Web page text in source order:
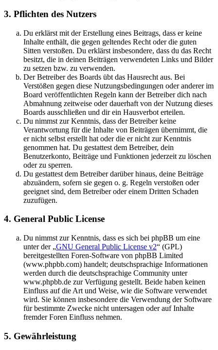
3. Pflichten des Nutzers
Du erklärst mit der Erstellung eines Beitrags, dass er keine
Inhalte enthält, die gegen geltendes Recht oder die guten
Sitten verstoßen. Du erklärst insbesondere, dass du das Recht
besitzt, die in deinen Beiträgen verwendeten Links und Bilder
zu setzen bzw. zu verwenden.
Der Betreiber des Boards übt das Hausrecht aus. Bei
Verstößen gegen diese Nutzungsbedingungen oder anderer im
Board veröffentlichten Regeln kann der Betreiber dich nach
Abmahnung zeitweise oder dauerhaft von der Nutzung dieses
Boards ausschließen und dir ein Hausverbot erteilen.
Du nimmst zur Kenntnis, dass der Betreiber keine
Verantwortung für die Inhalte von Beiträgen übernimmt, die
er nicht selbst erstellt hat oder die er nicht zur Kenntnis
genommen hat. Du gestattest dem Betreiber, dein
Benutzerkonto, Beiträge und Funktionen jederzeit zu löschen
oder zu sperren.
Du gestattest dem Betreiber darüber hinaus, deine Beiträge
abzuändern, sofern sie gegen o. g. Regeln verstoßen oder
geeignet sind, dem Betreiber oder einem Dritten Schaden
zuzufügen.
4. General Public License
Du nimmst zur Kenntnis, dass es sich bei phpBB um eine
unter der „GNU General Public License v2“ (GPL)
bereitgestellten Foren-Software von phpBB Limited
(www.phpbb.com) handelt; deutschsprachige Informationen
werden durch die deutschsprachige Community unter
www.phpbb.de zur Verfügung gestellt. Beide haben keinen
Einfluss auf die Art und Weise, wie die Software verwendet
wird. Sie können insbesondere die Verwendung der Software
für bestimmte Zwecke nicht untersagen oder auf Inhalte
fremder Foren Einfluss nehmen.
5. Gewährleistung